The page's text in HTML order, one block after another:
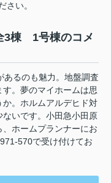
さい。
3棟 1号棟のコメ
あるのも魅力。地盤調査
。夢のマイホームは思
。ホルムアルデヒド対
いです。小田急小田原
ホームプランナーにお
570で受け付けてお